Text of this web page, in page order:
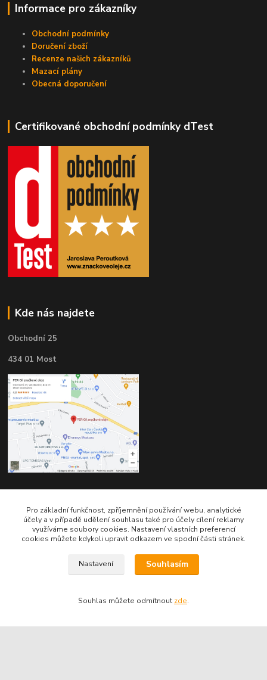
Informace pro zákazníky
Obchodní podmínky
Doručení zboží
Recenze našich zákazníků
Mazací plány
Obecná doporučení
Certifikované obchodní podmínky dTest
Kde nás najdete
Obchodní 25
434 01 Most
Kontakty
Pro základní funkčnost, zpříjemnění používání webu, analytické
účely a v případě udělení souhlasu také pro účely cílení reklamy
využíváme soubory cookies. Nastavení vlastních preferencí
cookies můžete kdykoli upravit odkazem ve spodní části stránek.
Nastavení Souhlasím
Souhlas můžete odmítnout zde.